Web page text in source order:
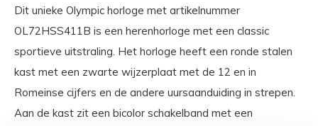
Dit unieke Olympic horloge met artikelnummer
OL72HSS411B is een herenhorloge met een classic
sportieve uitstraling. Het horloge heeft een ronde stalen
kast met een zwarte wijzerplaat met de 12 en in
Romeinse cijfers en de andere uursaanduiding in strepen.
Aan de kast zit een bicolor schakelband met een